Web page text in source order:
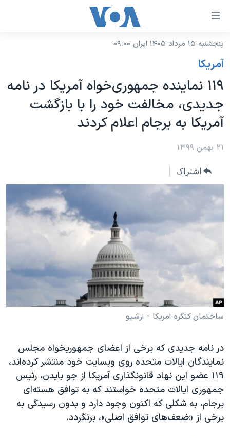
لینکهای
دسترسی
جهش
محتوای
اصلی
جهش
صفحه
جهش
به
جستجو
نسخه سبک وب‌سایت
موضوع ها
ایران
آمریکا
جهان
ورزشی
گزیده‌ها
ویدیوها
فرهنگ و زندگی
حقوق شهروندی
اقتصادی
اسرائیل در جنگ
آرشیو پخش زنده
برنامه های تلویزیونی
جدول برنامه ها
صفحه‌های ویژه
جام جهانی ۲۰۲۶
عملیات خشم حماسی
بایگانی برنامه‌های تلویزیونی
مستندها
انتخابات ریاست جمهوری آمریکا ۲۰۲۴
حمله جمهوری اسلامی به اسرائیل
ورزش زنان در ایران
مجموعه مستندهای دادخواهی
تریبونال مردمی آبان ۹۸
دادگاه حمید نوری
چهل سال گروگان‌گیری
قانون شفافیت دارائی کادر رهبری ایران
فرکانس‌های صدای آمریکا
پخش رادیویی
دنبال کنید
زبانهای مختلف
پنجشنبه ۱۵ مرداد ۱۴۰۵ ایران ۰۹:۰۰
آمريکا
۱۱۹ نماینده جمهوری‌خواه آمریکا در نامه
جدیدی، مخالفت خود را با بازگشت
آمریکا به برجام اعلام کردند
۲۱ بهمن ۱۳۹۹
اشتراک
ساختمان کنگره آمریکا - آرشیو
در نامه جدیدی که برخی از اعضای جمهوریخواه مجلس
نمایندگان ایالات متحده روی وبسایت خود منتشر کرده‌اند،
۱۱۹ عضو این نهاد قانونگذاری آمریکا از جو بایدن، رئیس
جمهوری ایالات متحده خواستند که به توافق هسته‌ای
برجام، به شکلی که اکنون وجود دارد و بدون رسیدگی به
برخی از «ضعف‌های توافق اصلی»، برنگردد.